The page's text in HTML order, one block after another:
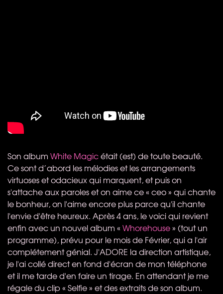
Son album White Magicétait (est) de toute beauté.
Ce sont d’abord les mélodies et les arrangements
virtuoses et odacieux qui marquent, et puis on
s'attache aux paroles et on aime ce « ceo » qui chante
le bonheur, on l'aime encore plus parce qu'il chante
l'envie d'être heureux. Après 4 ans, le voici qui revient
enfin avec un nouvel album « Whorehouse» (tout un
programme), prévu pour le mois de Février, qui a l'air
complétement génial. J'ADORE la direction artistique,
je l'ai collé direct en fond d'écran de mon téléphone
et il me tarde d'en faire un tirage. En attendant je me
régale du clip « Selfie » et des extraits de son album.